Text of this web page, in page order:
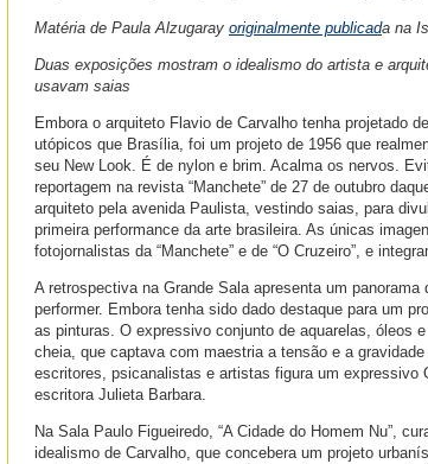
Matéria de Paula Alzugaray originalmente publicada na
Duas exposições mostram o idealismo do artista e
usavam saias
Embora o arquiteto Flavio de Carvalho tenha projetado
utópicos que Brasília, foi um projeto de 1956 que
seu New Look. É de nylon e brim. Acalma os nervos.
reportagem na revista “Manchete” de 27 de outubro
arquiteto pela avenida Paulista, vestindo saias, para
primeira performance da arte brasileira. As únicas
fotojornalistas da “Manchete” e de “O Cruzeiro”, e
A retrospectiva na Grande Sala apresenta um
performer. Embora tenha sido dado destaque para um
as pinturas. O expressivo conjunto de aquarelas, óleos
cheia, que captava com maestria a tensão e a
escritores, psicanalistas e artistas figura um expressivo
escritora Julieta Barbara.
Na Sala Paulo Figueiredo, “A Cidade do Homem Nu”,
idealismo de Carvalho, que concebera um projeto